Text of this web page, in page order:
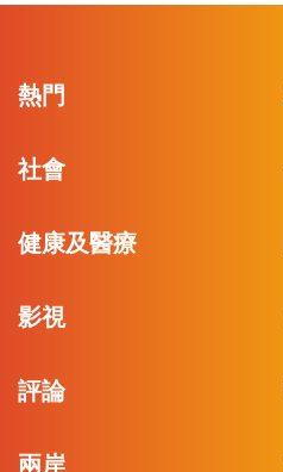
熱門
社會
健康及醫療
影視
評論
兩岸